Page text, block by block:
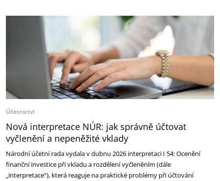
Účetnictví
Nová interpretace NÚR: jak správně účtovat
vyčlenění a nepeněžité vklady
Národní účetní rada vydala v dubnu 2026 interpretaci I 54: Ocenění
finanční investice při vkladu a rozdělení vyčleněním (dále
„interpretace“), která reaguje na praktické problémy při účtování